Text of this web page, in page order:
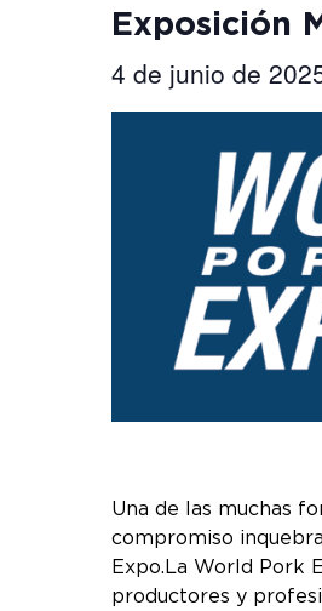
Exposición
4 de junio de
Una de las muchas
compromiso
Expo.La World Pork
productores y